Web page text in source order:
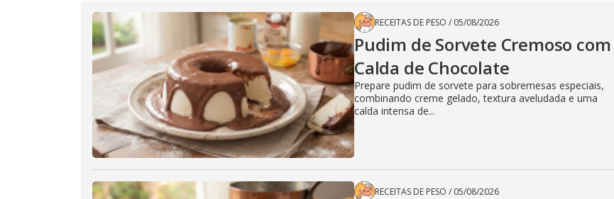
RECEITAS DE PESO / 05/08/2026
Pudim de Sorvete Cremoso com
Calda de Chocolate
Prepare pudim de sorvete para sobremesas especiais,
combinando creme gelado, textura aveludada e uma
calda intensa de...
RECEITAS DE PESO / 05/08/2026